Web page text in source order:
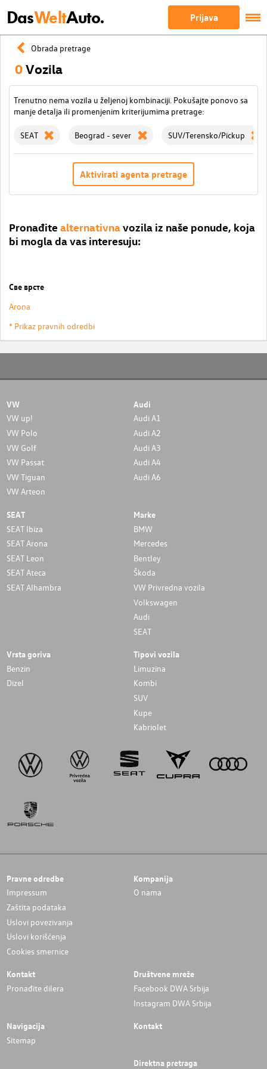
DasWeltAuto. Prijava
Obrada pretrage
0Vozila
Trenutno nema vozila u željenoj kombinaciji. Pokušajte ponovo sa
manje detalja ili promenjenim kriterijumima pretrage:
SEAT Beograd - sever SUV/Terensko/Pickup
Aktivirati agenta pretrage
Pronađite alternativnavozila iz naše ponude, koja
bi mogla da vas interesuju:
Све врсте
Arona
* Prikaz pravnih odredbi
VW
VW up!
VW Polo
VW Golf
VW Passat
VW Tiguan
VW Arteon
Audi
Audi A1
Audi A2
Audi A3
Audi A4
Audi A6
SEAT
SEAT Ibiza
SEAT Arona
SEAT Leon
SEAT Ateca
SEAT Alhambra
Marke
BMW
Mercedes
Bentley
Škoda
VW Privredna vozila
Volkswagen
Audi
SEAT
Vrsta goriva
Benzin
Dizel
Tipovi vozila
Limuzina
Kombi
SUV
Kupe
Kabriolet
Pravne odredbe
Impressum
Zaštita podataka
Uslovi povezivanja
Uslovi korišćenja
Cookies smernice
Kompanija
O nama
Kontakt
Pronađite dilera
Društvene mreže
Facebook DWA Srbija
Instagram DWA Srbija
Navigacija
Sitemap
Kontakt
Direktna pretraga